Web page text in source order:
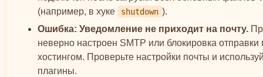
(например, в хуке
shutdown ).
Ошибка: Уведомление не приходит на почту.
неверно настроен SMTP или блокировка отправки
хостингом. Проверьте настройки почты и
плагины.